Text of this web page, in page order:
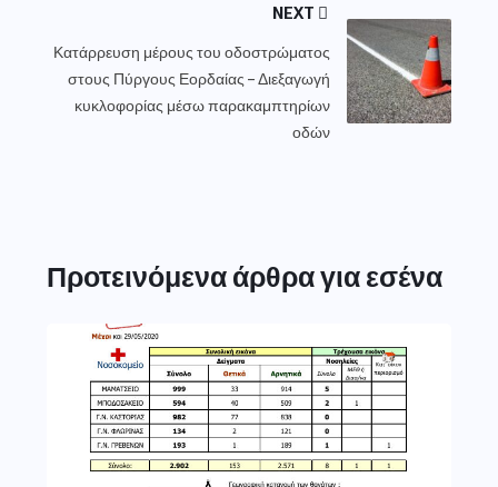
NEXT
Κατάρρευση μέρους του οδοστρώματος
στους Πύργους Εορδαίας – Διεξαγωγή
κυκλοφορίας μέσω παρακαμπτηρίων
οδών
Προτεινόμενα άρθρα για εσένα